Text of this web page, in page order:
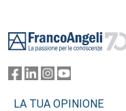
LA TUA OPINIONE